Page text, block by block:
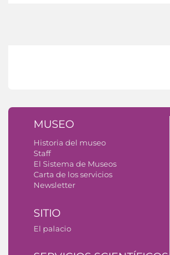
MUSEO
Historia del museo
Staff
El Sistema de Museos
Carta de los servicios
Newsletter
SITIO
El palacio